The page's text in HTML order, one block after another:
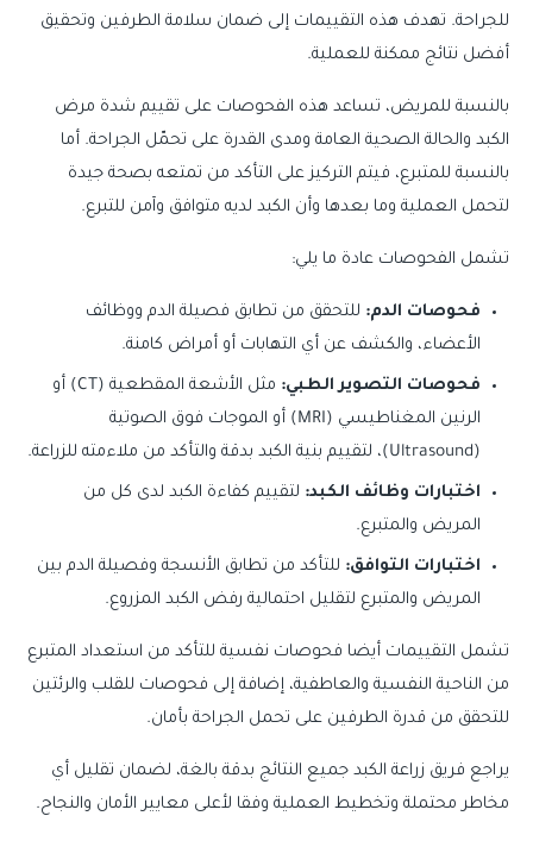
للجراحة. تهدف هذه التقييمات إلى ضمان سلامة الطرفين وتحقيق
أفضل نتائج ممكنة للعملية.
بالنسبة للمريض، تساعد هذه الفحوصات على تقييم شدة مرض
الكبد والحالة الصحية العامة ومدى القدرة على تحمّل الجراحة. أما
بالنسبة للمتبرع، فيتم التركيز على التأكد من تمتعه بصحة جيدة
لتحمل العملية وما بعدها وأن الكبد لديه متوافق وآمن للتبرع.
تشمل الفحوصات عادة ما يلي:
فحوصات الدم: للتحقق من تطابق فصيلة الدم ووظائف
الأعضاء، والكشف عن أي التهابات أو أمراض كامنة.
فحوصات التصوير الطبي:
مثل الأشعة المقطعية (CT) أو
الرنين المغناطيسي (MRI) أو الموجات فوق الصوتية
(Ultrasound)، لتقييم بنية الكبد بدقة والتأكد من ملاءمته للزراعة.
اختبارات وظائف الكبد: لتقييم كفاءة الكبد لدى كل من
المريض والمتبرع.
اختبارات التوافق: للتأكد من تطابق الأنسجة وفصيلة الدم بين
المريض والمتبرع لتقليل احتمالية رفض الكبد المزروع.
تشمل التقييمات أيضا فحوصات نفسية للتأكد من استعداد المتبرع
من الناحية النفسية والعاطفية، إضافة إلى فحوصات للقلب والرئتين
للتحقق من قدرة الطرفين على تحمل الجراحة بأمان.
يراجع فريق زراعة الكبد جميع النتائج بدقة بالغة، لضمان تقليل أي
مخاطر محتملة وتخطيط العملية وفقا لأعلى معايير الأمان والنجاح.